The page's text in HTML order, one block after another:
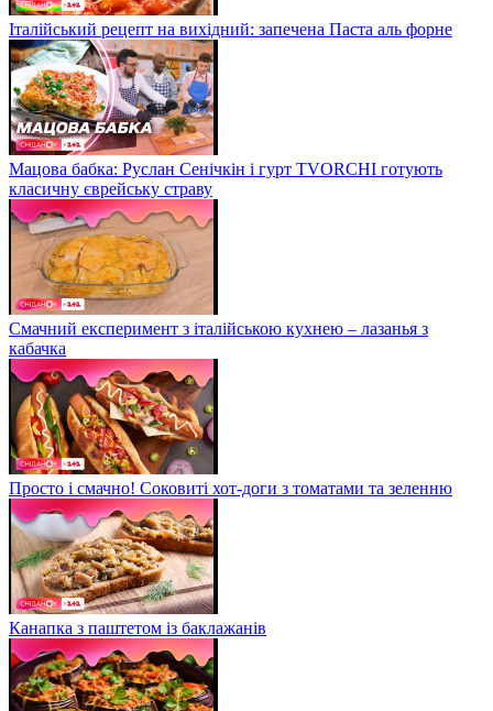
Італійський рецепт на вихідний: запечена Паста аль форне
Мацова бабка: Руслан Сенічкін і гурт TVORCHI готують
класичну єврейську страву
Смачний експеримент з італійською кухнею – лазанья з
кабачка
Просто і смачно! Соковиті хот-доги з томатами та зеленню
Канапка з паштетом із баклажанів